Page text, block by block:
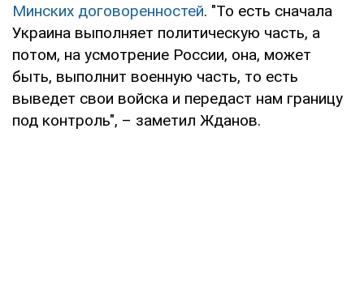
Минских договоренностей. "То есть сначала
Украина выполняет политическую часть, а
потом, на усмотрение России, она, может
быть, выполнит военную часть, то есть
выведет свои войска и передаст нам границу
под контроль", – заметил Жданов.